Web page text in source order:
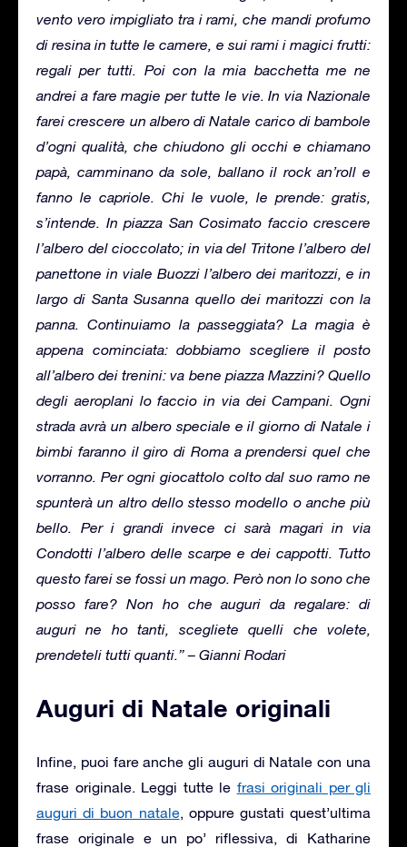
vento vero impigliato tra i rami, che mandi profumo
di resina in tutte le camere, e sui rami i magici frutti:
regali per tutti. Poi con la mia bacchetta me ne
andrei a fare magie per tutte le vie. In via Nazionale
farei crescere un albero di Natale carico di bambole
d’ogni qualità, che chiudono gli occhi e chiamano
papà, camminano da sole, ballano il rock an’roll e
fanno le capriole. Chi le vuole, le prende: gratis,
s’intende. In piazza San Cosimato faccio crescere
l’albero del cioccolato; in via del Tritone l’albero del
panettone in viale Buozzi l’albero dei maritozzi, e in
largo di Santa Susanna quello dei maritozzi con la
panna. Continuiamo la passeggiata? La magia è
appena cominciata: dobbiamo scegliere il posto
all’albero dei trenini: va bene piazza Mazzini? Quello
degli aeroplani lo faccio in via dei Campani. Ogni
strada avrà un albero speciale e il giorno di Natale i
bimbi faranno il giro di Roma a prendersi quel che
vorranno. Per ogni giocattolo colto dal suo ramo ne
spunterà un altro dello stesso modello o anche più
bello. Per i grandi invece ci sarà magari in via
Condotti l’albero delle scarpe e dei cappotti. Tutto
questo farei se fossi un mago. Però non lo sono che
posso fare? Non ho che auguri da regalare: di
auguri ne ho tanti, scegliete quelli che volete,
prendeteli tutti quanti.” – Gianni Rodari
Auguri di Natale originali
Infine, puoi fare anche gli auguri di Natale con una
frase originale. Leggi tutte le frasi originali per gli
auguri di buon natale, oppure gustati quest’ultima
frase originale e un po’ riflessiva, di Katharine